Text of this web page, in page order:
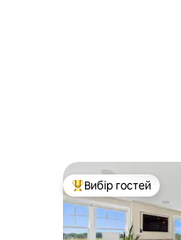
Топ вибір гостей
Вибір гостей